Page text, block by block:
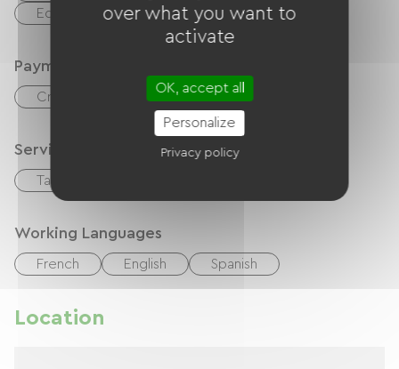
Equipment for cleaning bicycles
Payment method
Credit Card Cash
Services
Table d'hôtes
Working Languages
French English Spanish
Location
over what you want to
activate
OK, accept all
Personalize
Privacy policy